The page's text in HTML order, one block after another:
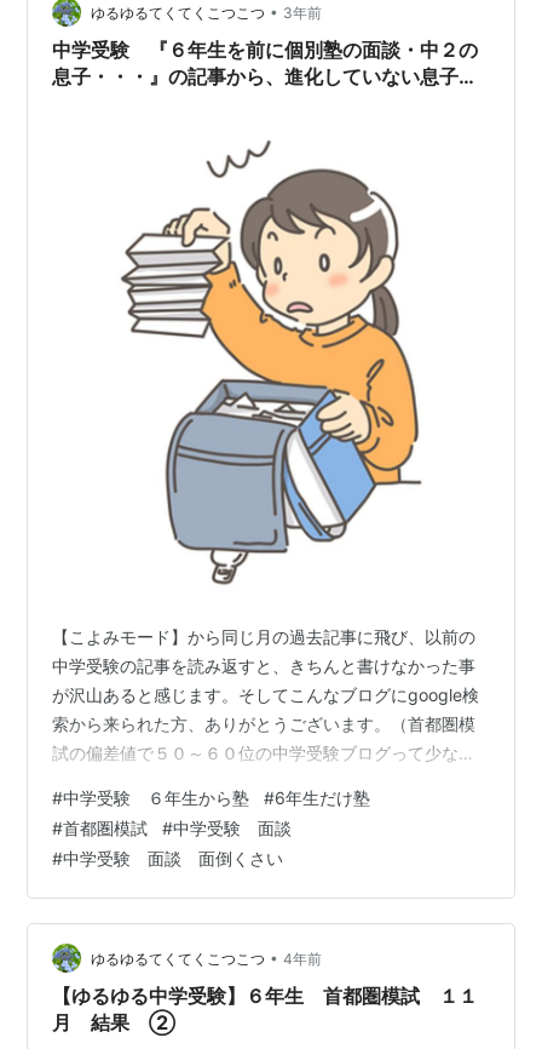
から行かれる予定のある方、靴下や羽織必須ですよ！い
やほんとに。 ＼全品半額クーポンで1,495円／【特別送
料無料！】UVカット パ…
ゆるゆるてくてくこつこつ • 3年前
中学受験 『６年生を前に個別塾の面談・中２の
息子・・・』の記事から、進化していない息子と
【こよみモード】から同じ月の過去記事に飛び、以前の
中学受験の記事を読み返すと、きちんと書けなかった事
が沢山あると感じます。そしてこんなブログにgoogle検
索から来られた方、ありがとうございます。（首都圏模
試の偏差値で５０～６０位の中学受験ブログって少ない
整理したいと考え、リライト・補足をしていくことにし
ました。 tekutekukotukotu.com ①学校のプリントは相
変わらず・・・ 学校から持ち帰ったプリントをあまりに
も整理しないので、とりあえず挟んどけと【コクヨ個別
フォルダー】を購入したという記事でしたが、挟むだけ
挟んで中身がパンパン…
#中学受験 ６年生から塾 #6年生だけ塾
#首都圏模試 #中学受験 面談
#中学受験 面談 面倒くさい
ゆるゆるてくてくこつこつ • 4年前
【ゆるゆる中学受験】６年生 首都圏模試 １１
月 結果 ②